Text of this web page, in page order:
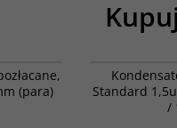
(para)
Standard
/